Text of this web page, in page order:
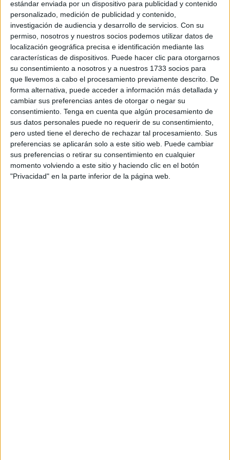
estándar enviada por un dispositivo para publicidad y contenido
personalizado, medición de publicidad y contenido,
investigación de audiencia y desarrollo de servicios. Con su
permiso, nosotros y nuestros socios podemos utilizar datos de
localización geográfica precisa e identificación mediante las
características de dispositivos. Puede hacer clic para otorgarnos
su consentimiento a nosotros y a nuestros 1733 socios para
que llevemos a cabo el procesamiento previamente descrito. De
forma alternativa, puede acceder a información más detallada y
cambiar sus preferencias antes de otorgar o negar su
consentimiento. Tenga en cuenta que algún procesamiento de
sus datos personales puede no requerir de su consentimiento,
pero usted tiene el derecho de rechazar tal procesamiento. Sus
preferencias se aplicarán solo a este sitio web. Puede cambiar
sus preferencias o retirar su consentimiento en cualquier
momento volviendo a este sitio y haciendo clic en el botón
"Privacidad" en la parte inferior de la página web.
oportunidad. Empecé con un grado medio de Cocina, me
gustó mucho, ycomo me quiero dedicar a esto de
manera profesional quería seguir formándome y ahora
estoy estudiando un grado superior”.
En el caso deSukaina Abdeselamempezó a estudiar el
grado superior de Prevención de Riesgos
Profesionalesen el IES Luis de Camoens a los 27 años
“porque llegué a cierta edad,me vi sin formación y sin
empleo y me metí un poco a la locura porque no sabía
muy bien qué hacery ha sido una de las mejores
decisiones que he tomado en mi vida”.